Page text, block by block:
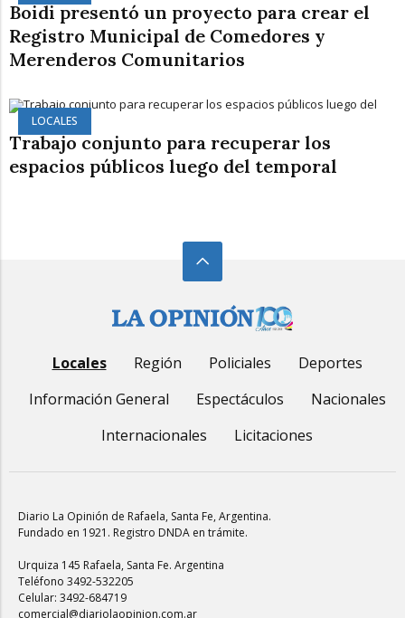
Boidi presentó un proyecto para crear el
Registro Municipal de Comedores y
Merenderos Comunitarios
LOCALES
Trabajo conjunto para recuperar los
espacios públicos luego del temporal
Locales Región Policiales
Deportes
Información General
Espectáculos
Nacionales
Internacionales
Licitaciones
Diario La Opinión de Rafaela, Santa Fe, Argentina.
Fundado en 1921. Registro DNDA en trámite.
Urquiza 145 Rafaela, Santa Fe. Argentina
Teléfono 3492-532205
Celular: 3492-684719
comercial@diariolaopinion.com.ar